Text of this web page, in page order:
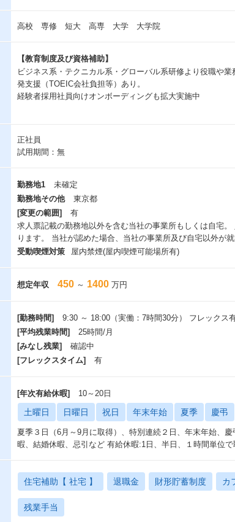
高校 専修 短大 高専 大学 大学院
【教育制度及び資格補助】
ビジネス系・テクニカル系・グローバル系研修より役職や
発支援（TOEIC会社負担等）あり。
経験者採用社員向けオンボーディングも拡大実施中
正社員
試用期間：無
勤務地1
未確定
勤務地その他
東京都
[変更の範囲]
有
求人票記載の勤務地以外を含む当社の事業所もしくは自宅
ります。 当社が認めた場合、当社の事業所及び自宅以外が
受動喫煙対策
屋内禁煙(屋内喫煙可能場所有)
想定年収 450 ～ 1400 万円
[勤務時間]
9:30 ～ 18:00（実働：7時間30分） フレックス
[平均残業時間]
25時間/月
[みなし残業]
確認中
[フレックスタイム]
有
[年次有給休暇] 10～20日
土曜日 日曜日 祝日 年末年始 夏季 慶弔
夏季３日（6月～9月に取得）、特別連続２日、年末年始、
暇、結婚休暇、忌引など 有給休暇:1日、半日、１時間単位
住宅補助【 社宅 】 退職金 財形貯蓄制度 カ
残業手当